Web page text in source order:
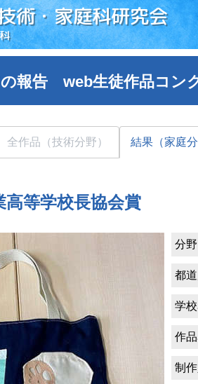
術・家庭科研究会
報告 web生徒作品コン
全作品（技術分野） 結果（家庭
高等学校長協会賞
分
都
学
作
制